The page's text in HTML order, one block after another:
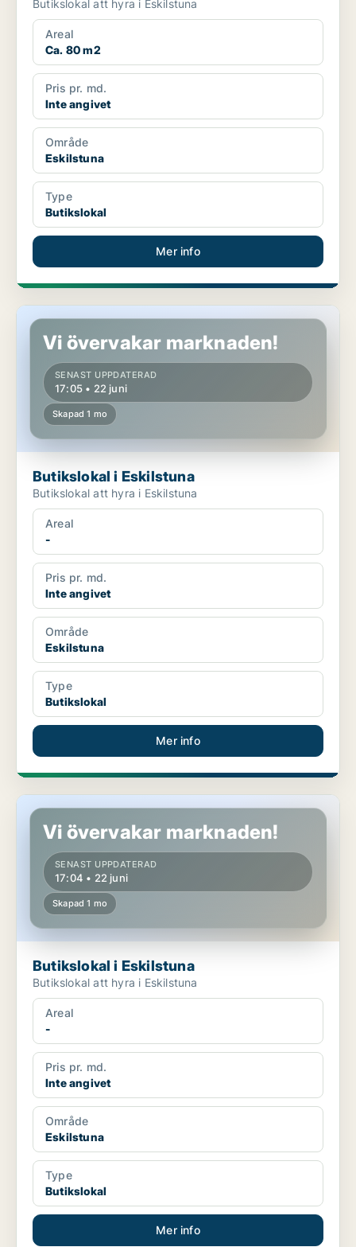
Butikslokal att hyra i Eskilstuna
Areal
Ca. 80 m2
Pris pr. md.
Inte angivet
Område
Eskilstuna
Type
Butikslokal
Mer info
Butikslokal i Eskilstuna
Vi övervakar marknaden!
SENAST UPPDATERAD
17:05 • 22 juni
Skapad 1 mo
Butikslokal i Eskilstuna
Butikslokal att hyra i Eskilstuna
Areal
-
Pris pr. md.
Inte angivet
Område
Eskilstuna
Type
Butikslokal
Mer info
Butikslokal i Eskilstuna
Vi övervakar marknaden!
SENAST UPPDATERAD
17:04 • 22 juni
Skapad 1 mo
Butikslokal i Eskilstuna
Butikslokal att hyra i Eskilstuna
Areal
-
Pris pr. md.
Inte angivet
Område
Eskilstuna
Type
Butikslokal
Mer info